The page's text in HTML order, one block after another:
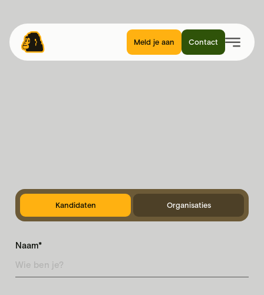
Meld je aan Contact
Kandidaten Organisaties
Naam*